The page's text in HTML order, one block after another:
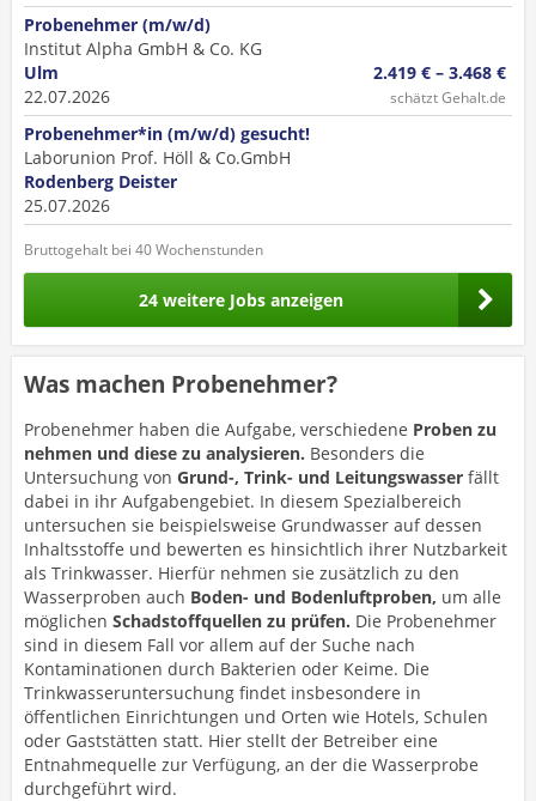
Probenehmer (m/w/d)
Institut Alpha GmbH & Co. KG
Ulm
22.07.2026
2.419 € – 3.468 €
schätzt Gehalt.de
Probenehmer*in (m/w/d) gesucht!
Laborunion Prof. Höll & Co.GmbH
Rodenberg Deister
25.07.2026
Bruttogehalt bei 40 Wochenstunden
24 weitere Jobs anzeigen
Was machen Probenehmer?
Probenehmer haben die Aufgabe, verschiedene Proben zu
nehmen und diese zu analysieren. Besonders die
Untersuchung von Grund-, Trink- und Leitungswasser fällt
dabei in ihr Aufgabengebiet. In diesem Spezialbereich
untersuchen sie beispielsweise Grundwasser auf dessen
Inhaltsstoffe und bewerten es hinsichtlich ihrer Nutzbarkeit
als Trinkwasser. Hierfür nehmen sie zusätzlich zu den
Wasserproben auch Boden- und Bodenluftproben, um alle
möglichen Schadstoffquellen zu prüfen. Die Probenehmer
sind in diesem Fall vor allem auf der Suche nach
Kontaminationen durch Bakterien oder Keime. Die
Trinkwasseruntersuchung findet insbesondere in
öffentlichen Einrichtungen und Orten wie Hotels, Schulen
oder Gaststätten statt. Hier stellt der Betreiber eine
Entnahmequelle zur Verfügung, an der die Wasserprobe
durchgeführt wird.